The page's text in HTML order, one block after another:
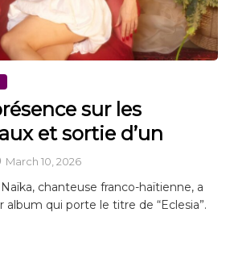
sur les
et sortie d’un
March 10, 2026
chanteuse franco-haïtienne, a
qui porte le titre de “Eclesia”.